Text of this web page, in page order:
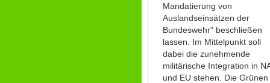
Mandatierung von
Auslandseinsätzen der
Bundeswehr" beschließen
lassen. Im Mittelpunkt soll
dabei die zunehmende
militärische Integration in
und EU stehen. Die Grünen